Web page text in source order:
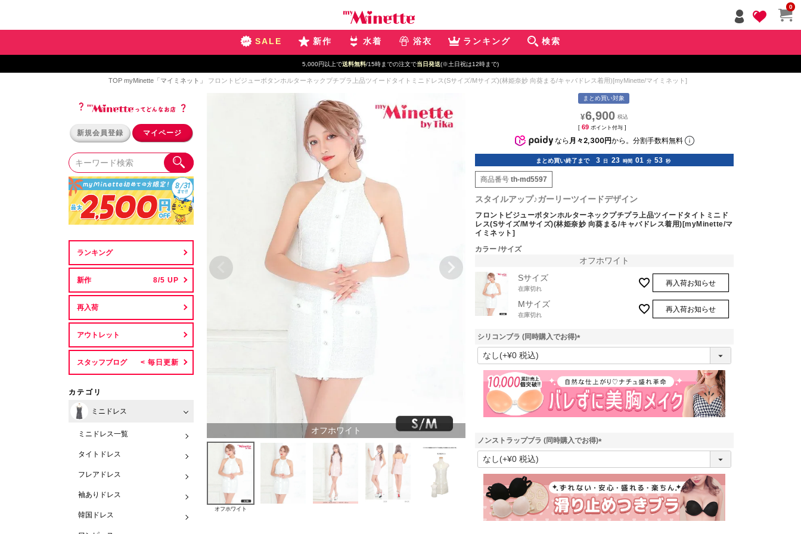
0
SALE 新作 水着 浴衣 ランキング 検索
5,000円以上で送料無料/15時までの注文で当日発送(※土日祝は12時まで)
TOP myMinette「マイミネット」 フロントビジューボタンホルターネックプチプラ上品ツイードタイトミニドレス(Sサイズ/Mサイズ)(林姫奈妙 向葵まる/キャバドレス着用)[myMinette/マイミネット]
新規会員登録 マイページ
ランキング
新作
再入荷
アウトレット
スタッフブログ
カテゴリ
ミニドレス
ミニドレス一覧
タイトドレス
フレアドレス
袖ありドレス
韓国ドレス
オフホワイト
オフホワイト
まとめ買い対象
¥6,900
[ 69 ポイント付与 ]
なら 月々2,300円から。分割手数料無料
まとめ買い終了まで 3 日 23 時間 01 分 51 秒
商品番号 th-md5597
スタイルアップ♪ガーリーツイードデザイン
フロントビジューボタンホルターネックプチプラ上品ツイードタイトミニド
レス(Sサイズ/Mサイズ)(林姫奈妙 向葵まる/キャバドレス着用)[myMinette/マ
イミネット]
カラー サイズ
オフホワイト
Sサイズ
在庫切れ
再入荷お知らせ
Mサイズ
在庫切れ
再入荷お知らせ
シリコンブラ (同時購入でお得)
(
須
)
ノンストラップブラ (同時購入でお得)
(
須
)
ジト
ップ